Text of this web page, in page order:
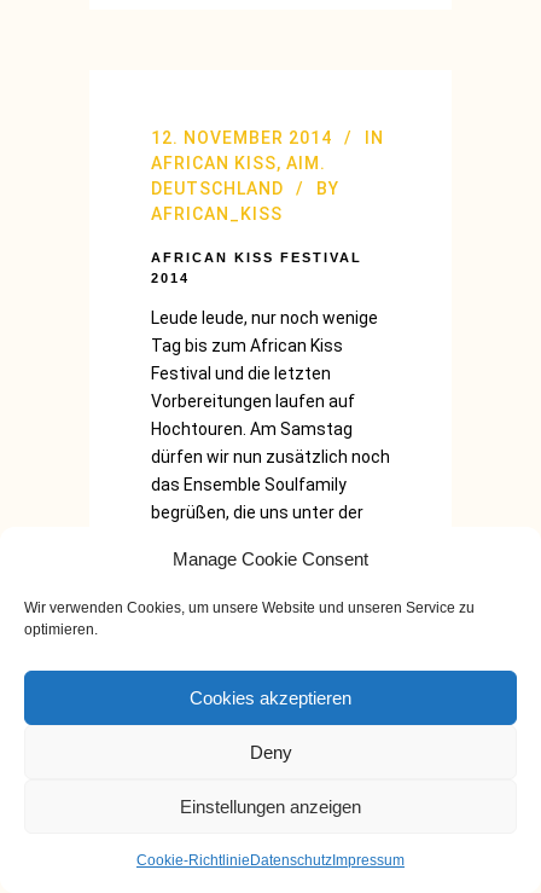
Manage Cookie Consent
Wir verwenden Cookies, um unsere Website und unseren Service zu
optimieren.
Cookies akzeptieren
Deny
Einstellungen anzeigen
Cookie-Richtlinie Datenschutz Impressum
12. NOVEMBER 2014
IN
AFRICAN KISS, AIM.
DEUTSCHLAND
BY
AFRICAN_KISS
AFRICAN KISS FESTIVAL
2014
Leude leude, nur noch wenige
Tag bis zum African Kiss
Festival und die letzten
Vorbereitungen laufen auf
Hochtouren. Am Samstag
dürfen wir nun zusätzlich noch
das Ensemble Soulfamily
begrüßen, die uns unter der
Pop, Bossa Nova und Gospel